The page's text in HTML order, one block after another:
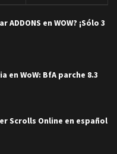
ADDONS en WOW? ¡Sólo 3
en WoW: BfA parche 8.3
Scrolls Online en español